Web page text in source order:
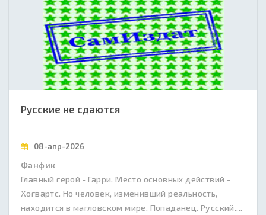
Русские не сдаются
08-апр-2026
Фанфик
Главный герой - Гарри. Место основных действий -
Хогвартс. Но человек, изменивший реальность,
находится в магловском мире. Попаданец. Русский....